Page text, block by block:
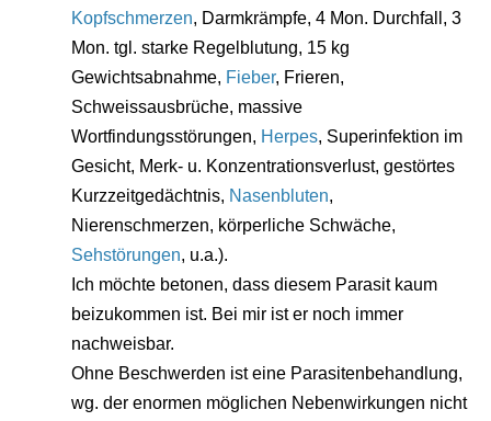
Kopfschmerzen, Darmkrämpfe, 4 Mon. Durchfall, 3
Mon. tgl. starke Regelblutung, 15 kg
Gewichtsabnahme, Fieber, Frieren,
Schweissausbrüche, massive
Wortfindungsstörungen, Herpes, Superinfektion im
Gesicht, Merk- u. Konzentrationsverlust, gestörtes
Kurzzeitgedächtnis, Nasenbluten,
Nierenschmerzen, körperliche Schwäche,
Sehstörungen, u.a.).
Ich möchte betonen, dass diesem Parasit kaum
beizukommen ist. Bei mir ist er noch immer
nachweisbar.
Ohne Beschwerden ist eine Parasitenbehandlung,
wg. der enormen möglichen Nebenwirkungen nicht